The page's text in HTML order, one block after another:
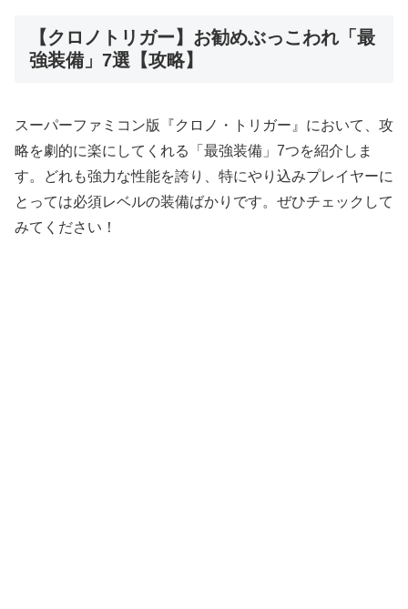
【クロノトリガー】お勧めぶっこわれ「最
強装備」7選【攻略】
スーパーファミコン版『クロノ・トリガー』において、攻
略を劇的に楽にしてくれる「最強装備」7つを紹介しま
す。どれも強力な性能を誇り、特にやり込みプレイヤーに
とっては必須レベルの装備ばかりです。ぜひチェックして
みてください！